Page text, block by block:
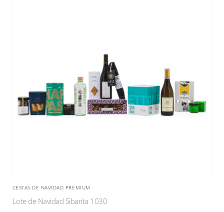
CESTAS DE NAVIDAD PREMIUM
Lote de Navidad Sibarita 1030